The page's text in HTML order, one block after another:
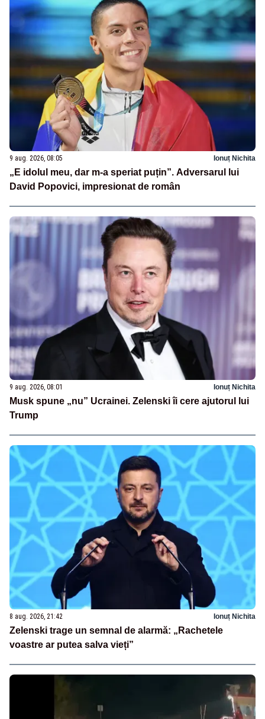
9 aug. 2026, 08:05 Ionuț Nichita
„E idolul meu, dar m-a speriat puțin”. Adversarul lui
David Popovici, impresionat de român
9 aug. 2026, 08:01 Ionuț Nichita
Musk spune „nu” Ucrainei. Zelenski îi cere ajutorul lui
Trump
8 aug. 2026, 21:42 Ionuț Nichita
Zelenski trage un semnal de alarmă: „Rachetele
voastre ar putea salva vieți”